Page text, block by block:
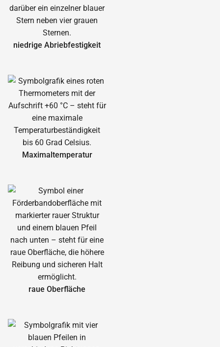
niedrige Abrieb­festigkeit
Maximal­temperatur
raue Oberfläche